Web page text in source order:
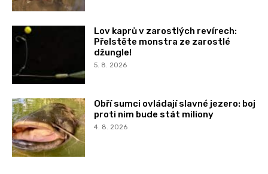
Lov kaprů v zarostlých revírech:
Přelstěte monstra ze zarostlé
džungle!
5. 8. 2026
Obří sumci ovládají slavné jezero: boj
proti nim bude stát miliony
4. 8. 2026